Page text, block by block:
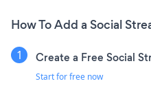
How To Add a Social
Create a Free Social
Start for free now